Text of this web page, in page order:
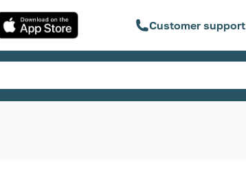
Customer support